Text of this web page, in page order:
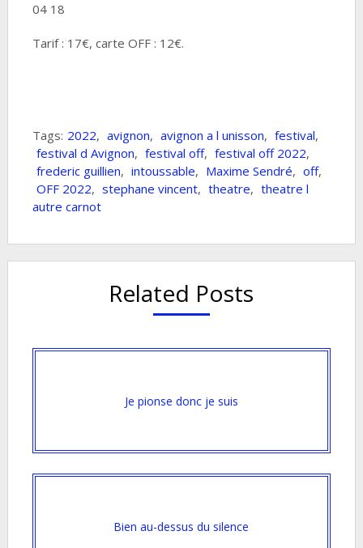
04 18
Tarif : 17€, carte OFF : 12€.
Tags: 2022, avignon, avignon a l unisson, festival,
festival d Avignon, festival off, festival off 2022,
frederic guillien, intoussable, Maxime Sendré, off,
OFF 2022, stephane vincent, theatre, theatre l
autre carnot
Related Posts
Je pionse donc je suis
Bien au-dessus du silence